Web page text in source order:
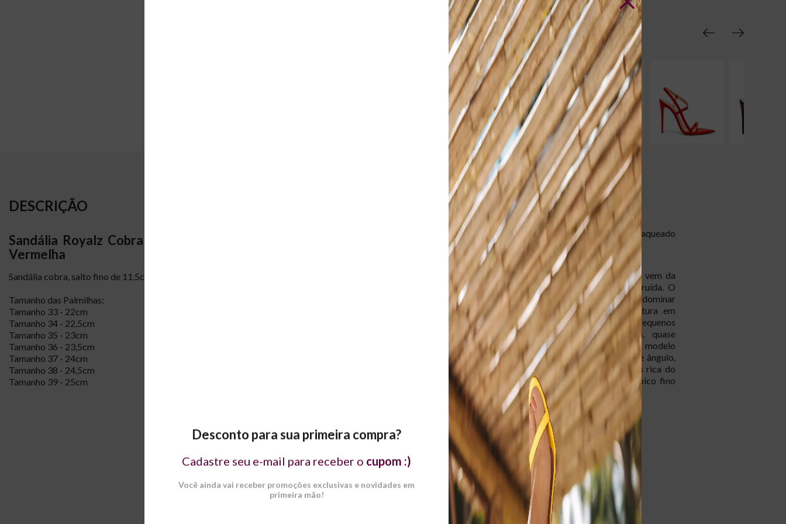
Confira outras cores
DESCRIÇÃO
Sandália Royalz Cobra Mirage Thalia Salto Alto Fino Tira
Vermelha
Sandália cobra, salto fino de 11,5cm, tira cruzada no calcanhar e solado laqueado.
Tamanho das Palmilhas:
Tamanho 33 - 22cm
Tamanho 34 - 22,5cm
Tamanho 35 - 23cm
Tamanho 36 - 23,5cm
Tamanho 37 - 24cm
Tamanho 38 - 24,5cm
Tamanho 39 - 25cm
CARACTERÍSTICAS
Solado
Laqueado
Texto de Produto
A primeira impressão desta sandália não vem da
cor, mas da maneira como ela foi construída. O
vermelho intenso poderia dominar
completamente o design, porém a textura em
relevo fragmenta a luz em dezenas de pequenos
reflexos, criando uma superfície viva, quase
tridimensional. Esse efeito faz com que o modelo
revele novos detalhes a cada mudança de ângulo,
tornando a experiência visual muito mais rica do
que a de um acabamento uniforme. O bico fino
acrescenta precisão à composição, enquanto as
tiras desenham um percurso elegante que conduz
naturalmente o olhar até o calcanhar. Em vez de
competir entre si, cor, textura e proporções
trabalham como uma única linguagem estética,
resultando em uma sandália de presença
marcante, acabamento sofisticado e identidade
visual impossível de passar despercebida.
Altura do Salto
Salto Alto
Salto
22cm 22,5cm 23cm 23,5cm
37
24cm
38
24,5cm 25cm
Caso tenha alguma dúvida sobre qual tamanho escolher, entre em contato.
Desconto para sua primeira compra?
Cadastre seu e-mail para receber o cupom :)
Você ainda vai receber promoções exclusivas e novidades em
primeira mão!